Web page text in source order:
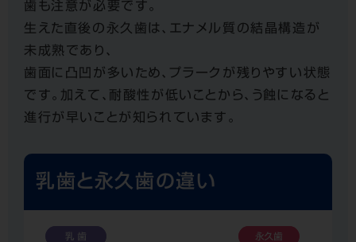
歯も注意が必要です。
生えた直後の永久歯は、エナメル質の結晶構造が
未成熟であり、
歯面に凸凹が多いため、プラークが残りやすい状態
です。加えて、耐酸性が低いことから、う蝕になると
進行が早いことが知られています。
乳歯と永久歯の違い